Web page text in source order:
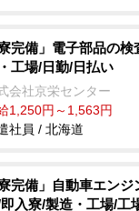
寮完備」電子部品の
工場/日勤/日払い
会社京栄センター
1,250円～1,563円
社員 / 北海道
寮完備」自動車エン
入寮/製造・工場/工